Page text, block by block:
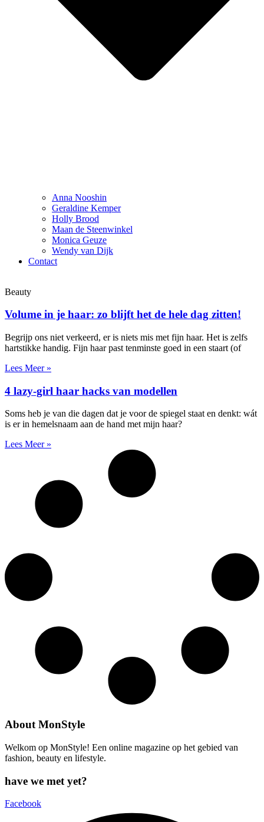
Anna Nooshin
Geraldine Kemper
Holly Brood
Maan de Steenwinkel
Monica Geuze
Wendy van Dijk
Contact
Beauty
Volume in je haar: zo blijft het de hele dag zitten!
Begrijp ons niet verkeerd, er is niets mis met fijn haar. Het is zelfs
hartstikke handig. Fijn haar past tenminste goed in een staart (of
Lees Meer »
4 lazy-girl haar hacks van modellen
Soms heb je van die dagen dat je voor de spiegel staat en denkt: wát
is er in hemelsnaam aan de hand met mijn haar?
Lees Meer »
About MonStyle
Welkom op MonStyle! Een online magazine op het gebied van
fashion, beauty en lifestyle.
have we met yet?
Facebook